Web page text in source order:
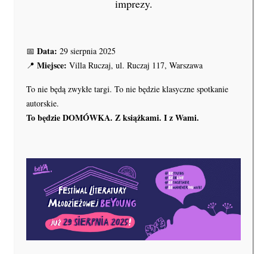
imprezy.
📅 Data: 29 sierpnia 2025
📍 Miejsce: Villa Ruczaj, ul. Ruczaj 117, Warszawa
To nie będą zwykłe targi. To nie będzie klasyczne spotkanie
autorskie.
To będzie DOMÓWKA. Z książkami. I z Wami.